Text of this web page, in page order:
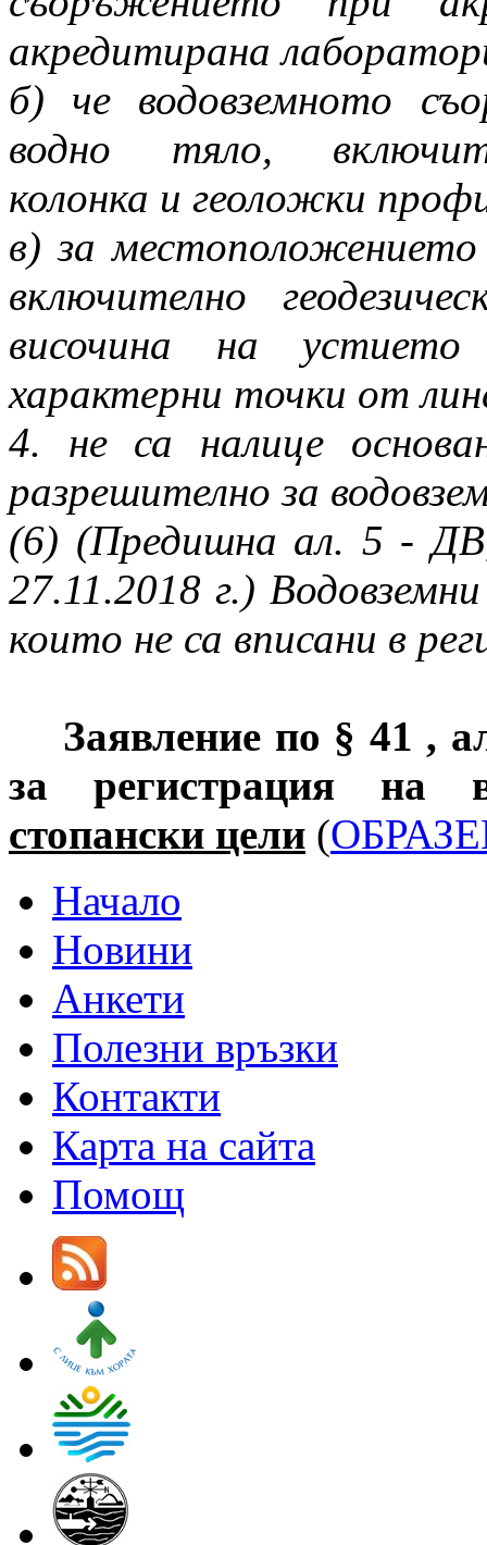
акредитирана
б) че водовземното
водно тяло,
колонка и геоложки
в) за
включително
височина на
характерни точки от
4. не са налице
разрешително за
(6) (Предишна ал. 5 -
27.11.2018 г.)
които не са вписани в
Заявление по § 41
за регистрация на
стопански цели (
Начало
Новини
Анкети
Полезни връзки
Контакти
Карта на сайта
Помощ